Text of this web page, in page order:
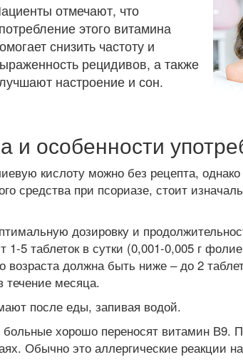
отмечают, что
этого витамина
снизить частоту и
рецидивов, а также
настроение и сон.
и особенности
кислоту можно без рецепта,
средства при псориазе, стоит
дозировку и
1-5 таблеток в сутки (0,001-0,005 г
возраста должна быть ниже – до 2
месяца.
после еды, запивая водой.
больные хорошо переносят витамин
Обычно это аллергические реакции